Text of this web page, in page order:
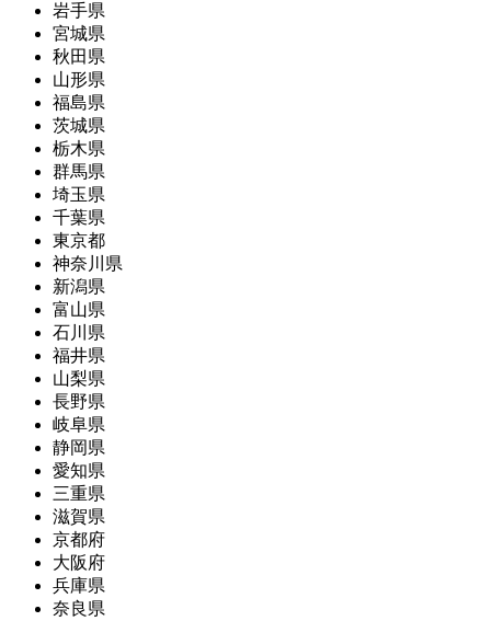
岩手県
宮城県
秋田県
山形県
福島県
茨城県
栃木県
群馬県
埼玉県
千葉県
東京都
神奈川県
新潟県
富山県
石川県
福井県
山梨県
長野県
岐阜県
静岡県
愛知県
三重県
滋賀県
京都府
大阪府
兵庫県
奈良県